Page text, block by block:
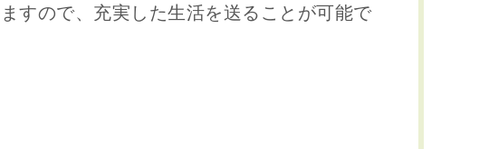
すので、充実した生活を送ることが可能で